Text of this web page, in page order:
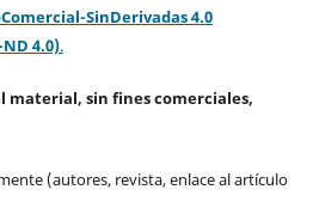
SinDerivadas 4.0
4.0).
material, sin fines comerciales,
(autores, revista, enlace al artículo